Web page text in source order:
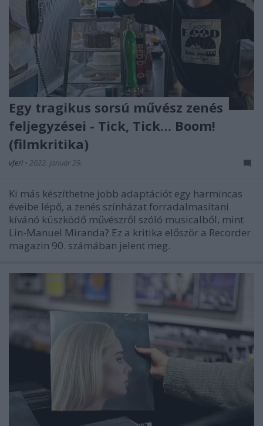
Egy tragikus sorsú művész zenés
feljegyzései - Tick, Tick… Boom!
(filmkritika)
vferi • 2022. január 29.
Ki más készíthetne jobb adaptációt egy harmincas
éveibe lépő, a zenés színházat forradalmasítani
kívánó küszködő művészről szóló musicalből, mint
Lin-Manuel Miranda? Ez a kritika először a Recorder
magazin 90. számában jelent meg.